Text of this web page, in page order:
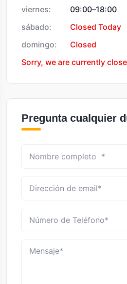
viernes:
09:00–18:00
sábado:
Closed Today
domingo:
Closed
Sorry, we are currently
Pregunta cualquier